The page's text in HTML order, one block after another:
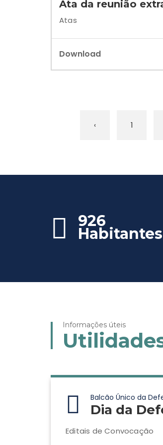
Ata da reunião
Atas
Download
‹ 1
926
Habitantes
Informações úteis
Balcão Único da
Dia da
Editais de Convocação